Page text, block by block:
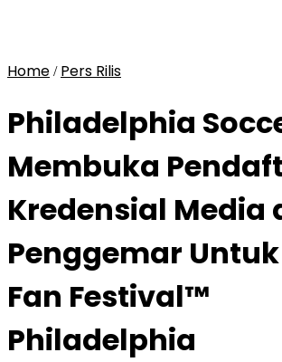
Home / Pers Rilis
Philadelphia
Membuka
Kredensial Media
Penggemar Untuk
Fan Festival™
Philadelphia